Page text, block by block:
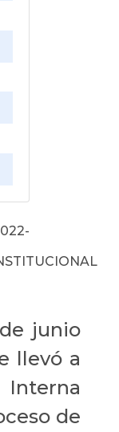
junio
llevó a
de